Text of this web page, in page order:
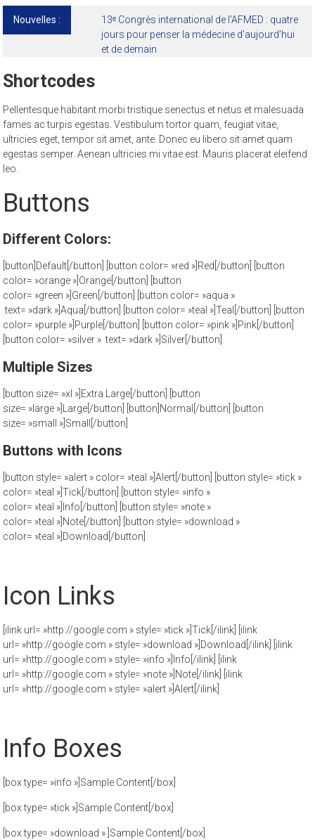
Nouvelles :
13ᵉ Congrès international de l’AFMED : quatre
jours pour penser la médecine d’aujourd’hui
et de demain
Shortcodes
Pellentesque habitant morbi tristique senectus et netus et malesuada
fames ac turpis egestas. Vestibulum tortor quam, feugiat vitae,
ultricies eget, tempor sit amet, ante. Donec eu libero sit amet quam
egestas semper. Aenean ultricies mi vitae est. Mauris placerat eleifend
leo.
Buttons
Different Colors:
[button]Default[/button] [button color= »red »]Red[/button] [button
color= »orange »]Orange[/button] [button
color= »green »]Green[/button] [button color= »aqua »
text= »dark »]Aqua[/button] [button color= »teal »]Teal[/button] [button
color= »purple »]Purple[/button] [button color= »pink »]Pink[/button]
[button color= »silver » text= »dark »]Silver[/button]
Multiple Sizes
[button size= »xl »]Extra Large[/button] [button
size= »large »]Large[/button] [button]Normal[/button] [button
size= »small »]Small[/button]
Buttons with Icons
[button style= »alert » color= »teal »]Alert[/button] [button style= »tick »
color= »teal »]Tick[/button] [button style= »info »
color= »teal »]Info[/button] [button style= »note »
color= »teal »]Note[/button] [button style= »download »
color= »teal »]Download[/button]
Icon Links
[ilink url= »http://google.com » style= »tick »]Tick[/ilink] [ilink
url= »http://google.com » style= »download »]Download[/ilink] [ilink
url= »http://google.com » style= »info »]Info[/ilink] [ilink
url= »http://google.com » style= »note »]Note[/ilink] [ilink
url= »http://google.com » style= »alert »]Alert[/ilink]
Info Boxes
[box type= »info »]Sample Content[/box]
[box type= »tick »]Sample Content[/box]
[box type= »download » ]Sample Content[/box]